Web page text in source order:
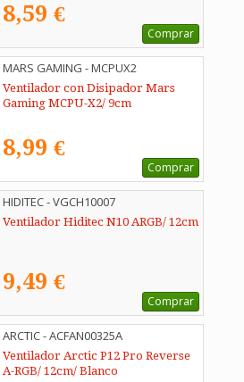
8,59 €
Comprar
MARS GAMING - MCPUX2
Ventilador con Disipador Mars
Gaming MCPU-X2/ 9cm
8,99 €
Comprar
HIDITEC - VGCH10007
Ventilador Hiditec N10 ARGB/ 12cm
9,49 €
Comprar
ARCTIC - ACFAN00325A
Ventilador Arctic P12 Pro Reverse
A-RGB/ 12cm/ Blanco